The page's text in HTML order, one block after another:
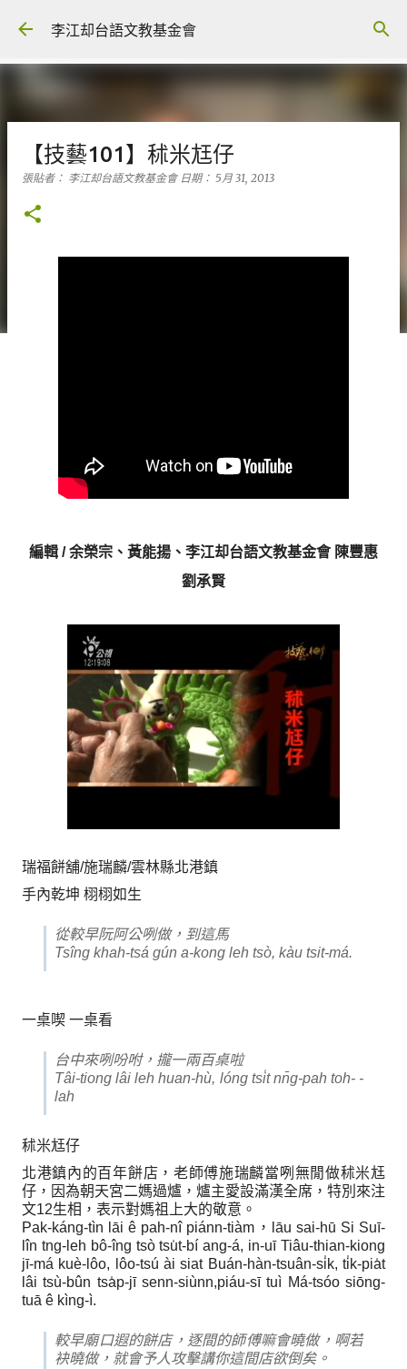
跳到主要內容
李江却台語文教基金會
【技藝101】秫米尪仔
張貼者： 李江却台語文教基金會 日期： 5月 31, 2013
編輯 / 余榮宗、黃能揚、李江却台語文教基金會 陳豐惠
劉承賢
瑞福餅舖/施瑞麟/雲林縣北港鎮
手內乾坤 栩栩如生
從較早阮阿公咧做，到這馬
Tsîng khah-tsá gún a-kong leh tsò, kàu tsit-má.
一桌喫 一桌看
台中來咧吩咐，攏一兩百桌啦
Tâi-tiong lâi leh huan-hù, lóng tsi̍t nn̄g-pah toh- -
lah
秫米尪仔
北港鎮內的百年餅店，老師傅施瑞麟當咧無閒做秫米尪
仔，因為朝天宮二媽過爐，爐主愛設滿漢全席，特別來注
文12生相，表示對媽祖上大的敬意。
Pak-káng-tìn lāi ê pah-nî piánn-tiàm，lāu sai-hū Si Suī-
lîn tng-leh bô-îng tsò tsu̍t-bí ang-á, in-uī Tiâu-thian-kiong
jī-má kuè-lôo, lôo-tsú ài siat Buán-hàn-tsuân-si̍k, ti̍k-pia̍t
lâi tsù-bûn tsa̍p-jī senn-siùnn,piáu-sī tuì Má-tsóo siōng-
tuā ê kìng-ì.
較早廟口遐的餅店，逐間的師傅嘛會曉做，啊若
袂曉做，就會予人攻擊講你這間店欲倒矣。